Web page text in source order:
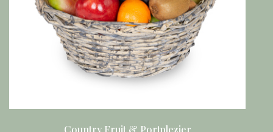
Country Fruit & Portplezier